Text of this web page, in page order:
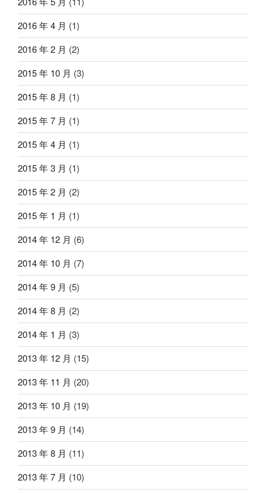
2016 年 4 月 (1)
2016 年 2 月 (2)
2015 年 10 月 (3)
2015 年 8 月 (1)
2015 年 7 月 (1)
2015 年 4 月 (1)
2015 年 3 月 (1)
2015 年 2 月 (2)
2015 年 1 月 (1)
2014 年 12 月 (6)
2014 年 10 月 (7)
2014 年 9 月 (5)
2014 年 8 月 (2)
2014 年 1 月 (3)
2013 年 12 月 (15)
2013 年 11 月 (20)
2013 年 10 月 (19)
2013 年 9 月 (14)
2013 年 8 月 (11)
2013 年 7 月 (10)